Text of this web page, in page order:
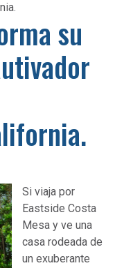
su
Si viaja por
Eastside Costa
Mesa y ve una
casa rodeada de
un exuberante